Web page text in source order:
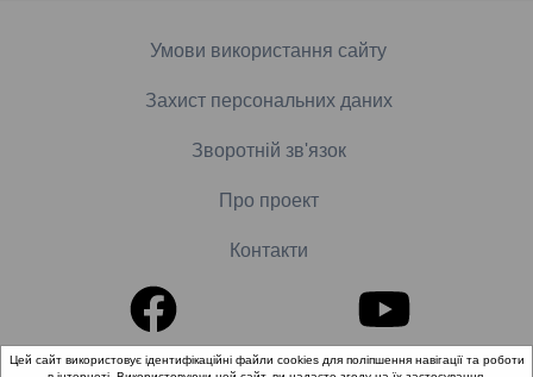
Умови використання сайту
Захист персональних даних
Зворотній зв'язок
Про проект
Контакти
Цей сайт використовує ідентифікаційні файли cookies для поліпшення навігації та роботи